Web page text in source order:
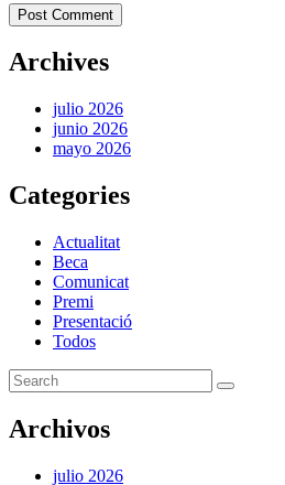
Post Comment
Archives
julio 2026
junio 2026
mayo 2026
Categories
Actualitat
Beca
Comunicat
Premi
Presentació
Todos
Archivos
julio 2026